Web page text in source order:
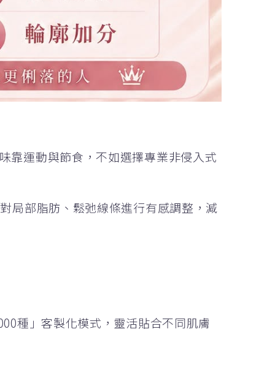
靠運動與節食，不如選擇專業非侵入式
局部脂肪、鬆弛線條進行有感調整，減
種」客製化模式，靈活貼合不同肌膚